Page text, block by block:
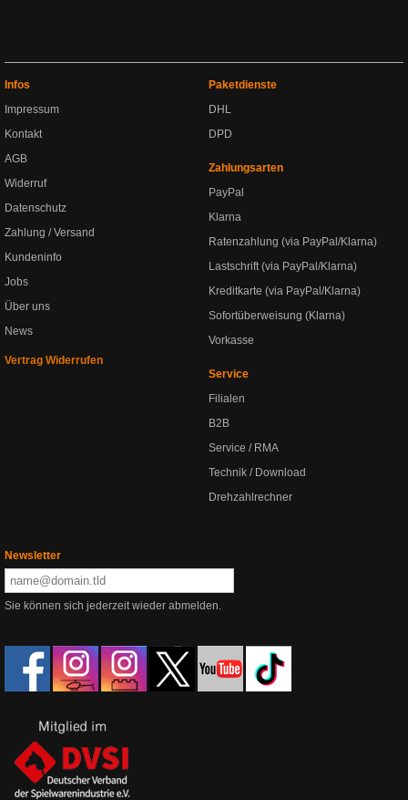
Infos
Impressum
Kontakt
AGB
Widerruf
Datenschutz
Zahlung / Versand
Kundeninfo
Jobs
Über uns
News
Vertrag Widerrufen
Paketdienste
DHL
DPD
Zahlungsarten
PayPal
Klarna
Ratenzahlung (via PayPal/Klarna)
Lastschrift (via PayPal/Klarna)
Kreditkarte (via PayPal/Klarna)
Sofortüberweisung (Klarna)
Vorkasse
Service
Filialen
B2B
Service / RMA
Technik / Download
Drehzahlrechner
Newsletter
Sie können sich jederzeit wieder abmelden.